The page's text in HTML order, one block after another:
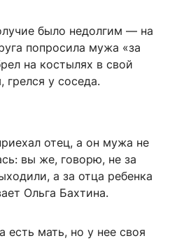
было недолгим — на
попросила мужа «за
на костылях в свой
у соседа.
отец, а он мужа не
вы же, говорю, не за
а за отца ребенка
Ольга Бахтина.
мать, но у нее своя